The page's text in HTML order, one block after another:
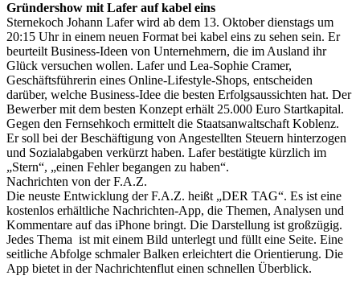
Gründershow mit Lafer auf kabel eins
Sternekoch Johann Lafer wird ab dem 13. Oktober dienstags um
20:15 Uhr in einem neuen Format bei kabel eins zu sehen sein. Er
beurteilt Business-Ideen von Unternehmern, die im Ausland ihr
Glück versuchen wollen. Lafer und Lea-Sophie Cramer,
Geschäftsführerin eines Online-Lifestyle-Shops, entscheiden
darüber, welche Business-Idee die besten Erfolgsaussichten hat. Der
Bewerber mit dem besten Konzept erhält 25.000 Euro Startkapital.
Gegen den Fernsehkoch ermittelt die Staatsanwaltschaft Koblenz.
Er soll bei der Beschäftigung von Angestellten Steuern hinterzogen
und Sozialabgaben verkürzt haben. Lafer bestätigte kürzlich im
„Stern“, „einen Fehler begangen zu haben“.
Nachrichten von der F.A.Z.
Die neuste Entwicklung der F.A.Z. heißt „DER TAG“. Es ist eine
kostenlos erhältliche Nachrichten-App, die Themen, Analysen und
Kommentare auf das iPhone bringt. Die Darstellung ist großzügig.
Jedes Thema ist mit einem Bild unterlegt und füllt eine Seite. Eine
seitliche Abfolge schmaler Balken erleichtert die Orientierung. Die
App bietet in der Nachrichtenflut einen schnellen Überblick.